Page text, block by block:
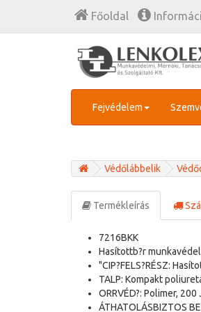
Főoldal
Fejvédelem
Védőlábbelik
Termékleírás
7216BKK
Hasítottb?r
"CIP?FELS?RÉSZ:
TALP: Kompakt
ORRVÉD?: Polimer, 200
ÁTHATOLÁSBIZTOS